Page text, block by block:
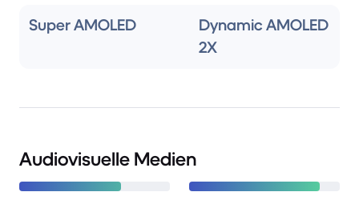
Super AMOLED
Dynamic AMOLED
2X
Audiovisuelle Medien